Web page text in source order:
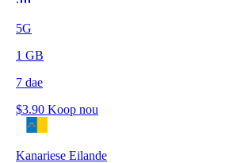
5G
1 GB
7 dae
$3.90 Koop nou
Kanariese Eilande